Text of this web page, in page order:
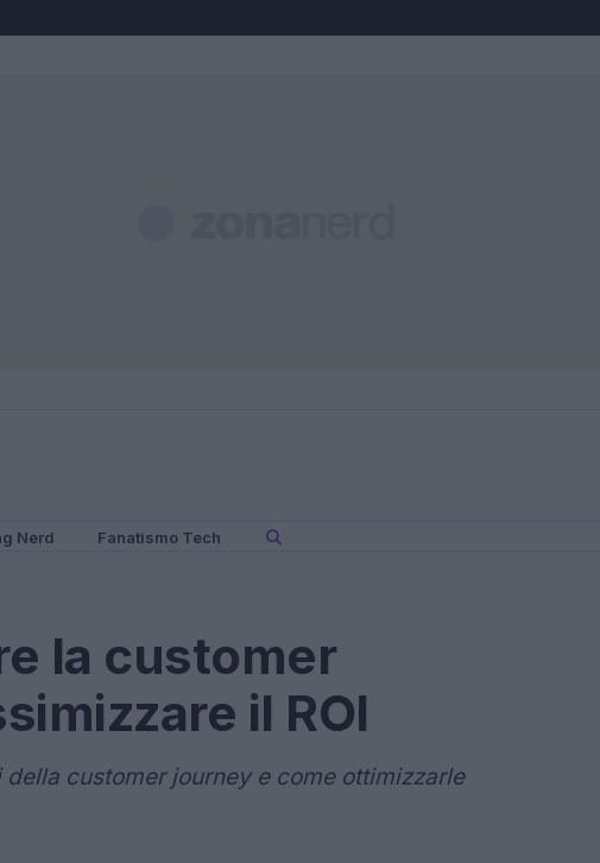
Nerd Fanatismo Tech
la customer
il ROI
customer journey e come ottimizzarle